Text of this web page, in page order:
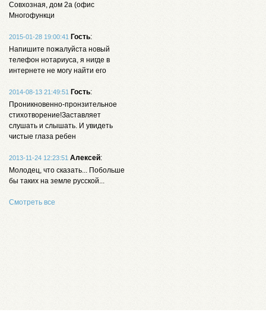
Совхозная, дом 2а (офис
Многофункци
2015-01-28 19:00:41 Гость:
Напишите пожалуйста новый
телефон нотариуса, я нигде в
интернете не могу найти его
2014-08-13 21:49:51 Гость:
Проникновенно-пронзительное
стихотворение!Заставляет
слушать и слышать. И увидеть
чистые глаза ребен
2013-11-24 12:23:51 Алексей:
Молодец, что сказать... Побольше
бы таких на земле русской...
Смотреть все